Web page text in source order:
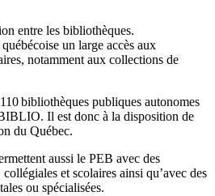
entre les bibliothèques.
un large accès aux
notamment aux collections de
bibliothèques publiques autonomes
Il est donc à la disposition de
du Québec.
aussi le PEB avec des
et scolaires ainsi qu’avec des
ou spécialisées.